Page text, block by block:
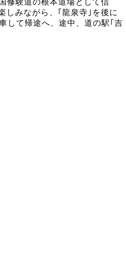
修験道の根本道場として信
しみながら、｢龍泉寺｣を後に
して帰途へ、途中、道の駅｢吉